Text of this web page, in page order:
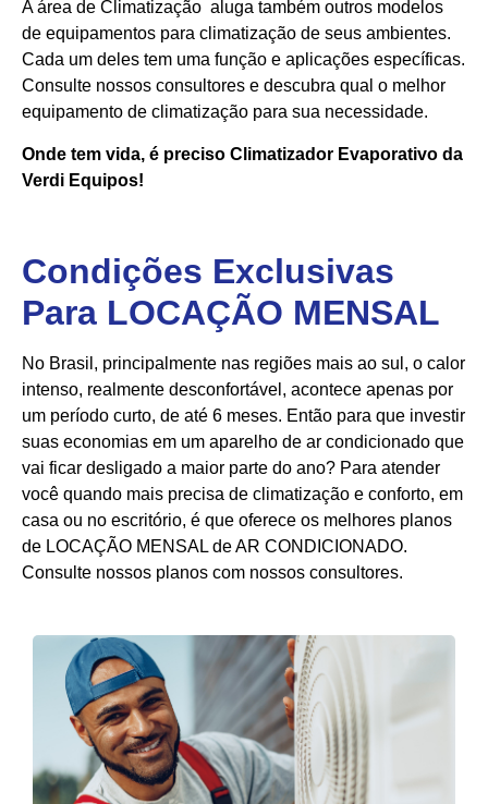
A área de Climatização aluga também outros modelos
de equipamentos para climatização de seus ambientes.
Cada um deles tem uma função e aplicações específicas.
Consulte nossos consultores e descubra qual o melhor
equipamento de climatização para sua necessidade.
Onde tem vida, é preciso Climatizador Evaporativo da
Verdi Equipos!
Condições Exclusivas
Para LOCAÇÃO MENSAL
No Brasil, principalmente nas regiões mais ao sul, o calor
intenso, realmente desconfortável, acontece apenas por
um período curto, de até 6 meses. Então para que investir
suas economias em um aparelho de ar condicionado que
vai ficar desligado a maior parte do ano? Para atender
você quando mais precisa de climatização e conforto, em
casa ou no escritório, é que oferece os melhores planos
de LOCAÇÃO MENSAL de AR CONDICIONADO.
Consulte nossos planos com nossos consultores.